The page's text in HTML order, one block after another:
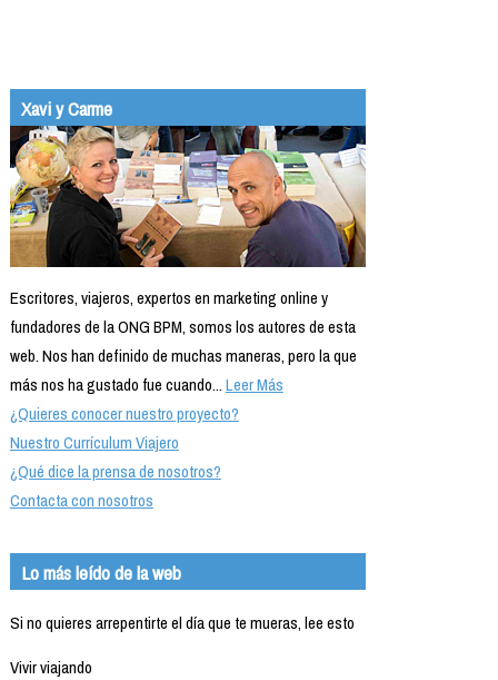
Xavi y Carme
Escritores, viajeros, expertos en marketing online y
fundadores de la ONG BPM, somos los autores de esta
web. Nos han definido de muchas maneras, pero la que
más nos ha gustado fue cuando...Leer Más
¿Quieres conocer nuestro proyecto?
Nuestro Currículum Viajero
¿Qué dice la prensa de nosotros?
Contacta con nosotros
Lo más leído de la web
Si no quieres arrepentirte el día que te mueras, lee esto
Vivir viajando